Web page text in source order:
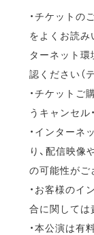
・チケットの
をよくお読み
ターネット
認ください（
・チケットご
うキャンセル
・インターネ
り、配信映像
の可能性がご
・お客様のイ
合に関しては
・本公演は有